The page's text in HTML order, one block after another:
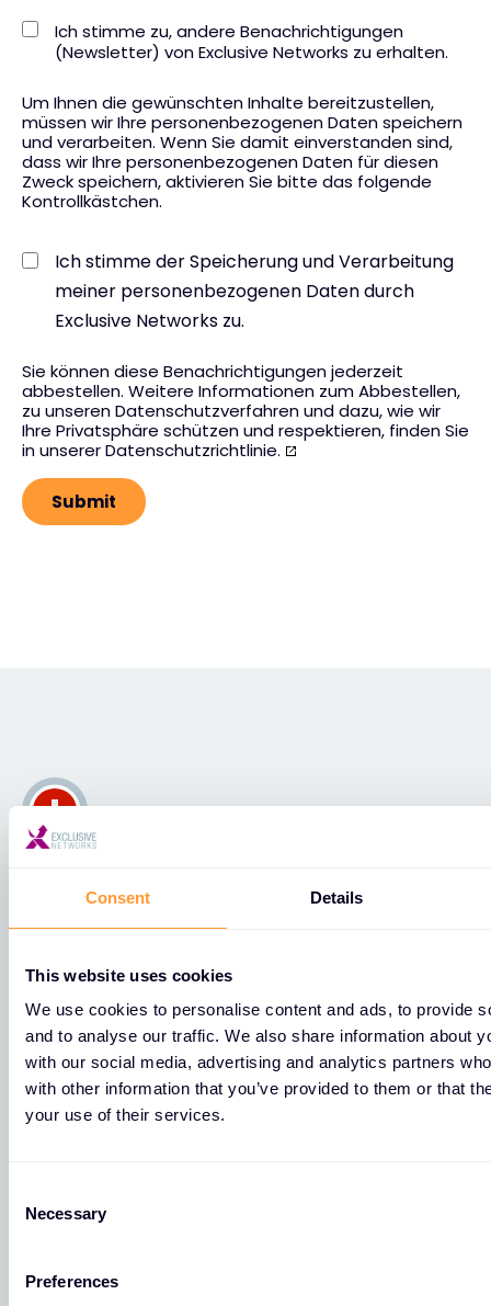
Consent Details
This website uses cookies
We use cookies to personalise content and ads, to provide
and to analyse our traffic. We also share information about
with our social media, advertising and analytics partners
with other information that you’ve provided to them or that
your use of their services.
Necessary
Preferences
Ich stimme zu, andere Benachrichtigungen
(Newsletter) von Exclusive Networks zu erhalten.
Um Ihnen die gewünschten Inhalte bereitzustellen,
müssen wir Ihre personenbezogenen Daten speichern
und verarbeiten. Wenn Sie damit einverstanden sind,
dass wir Ihre personenbezogenen Daten für diesen
Zweck speichern, aktivieren Sie bitte das folgende
Kontrollkästchen.
Ich stimme der Speicherung und Verarbeitung
meiner personenbezogenen Daten durch
Exclusive Networks zu.
Sie können diese Benachrichtigungen jederzeit
abbestellen. Weitere Informationen zum Abbestellen,
zu unseren Datenschutzverfahren und dazu, wie wir
Ihre Privatsphäre schützen und respektieren, finden Sie
in unsererDatenschutzrichtlinie.
Sehen Sie sich alle unsere Standorte in Switzerland
Schlieren
Exclusive Networks Switzerland AG
Bernstrasse 39